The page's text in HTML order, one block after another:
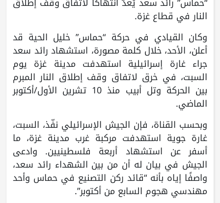
النار في قطاع غزة.
وكان القيادي في حركة “حماس” خليل الحية قد
أعلن، الأحد، خلال كلمة مصورة، استشهاد رائد سعد
جراء غارة إسرائيلية استهدفت مدينة غزة يوم
السبت، في خرق لاتفاق وقف إطلاق النار المبرم
بين الحركة وتل أبيب منذ 10 تشرين الأول/أكتوبر
الماضي.
وبحسب القناة، فإن الجيش الإسرائيلي نفّذ، السبت،
غارة جوية استهدفت مركبة غرب مدينة غزة، ما
أسفر عن استشهاد أربعة فلسطينيين. وادعى
الجيش في بيان له أن من بين الشهداء رائد سعد،
واصفًا إياه بأنه “قائد ركن التصنيع في حماس وأحد
مهندسي هجوم السابع من أكتوبر”.